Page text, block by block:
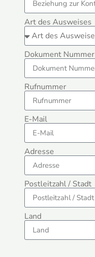
Art des Ausweises
Dokument Nummer
Rufnummer
E-Mail
Adresse
Postleitzahl / Stadt
Land